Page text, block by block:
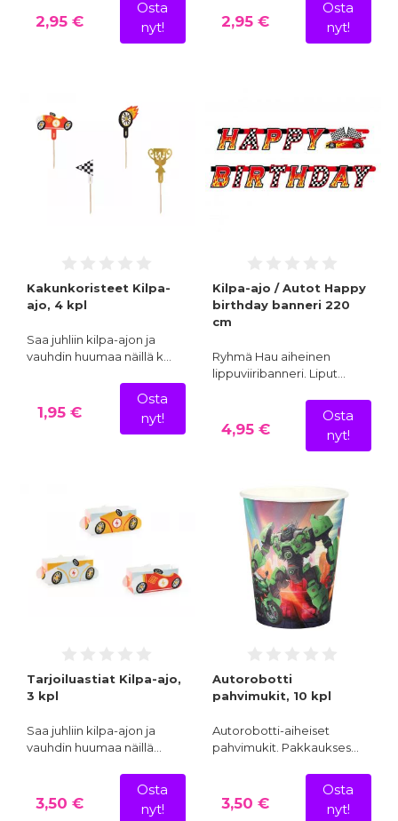
2,95 €
Osta
nyt!
2,95 €
Osta
nyt!
Kakunkoristeet Kilpa-
ajo, 4 kpl
Saa juhliin kilpa-ajon ja
vauhdin huumaa näillä k…
1,95 €
Osta
nyt!
Kilpa-ajo / Autot Happy
birthday banneri 220
cm
Ryhmä Hau aiheinen
lippuviiribanneri. Liput…
4,95 €
Osta
nyt!
Tarjoiluastiat Kilpa-ajo,
3 kpl
Saa juhliin kilpa-ajon ja
vauhdin huumaa näillä…
3,50 €
Osta
nyt!
Autorobotti
pahvimukit, 10 kpl
Autorobotti-aiheiset
pahvimukit. Pakkaukses…
3,50 €
Osta
nyt!